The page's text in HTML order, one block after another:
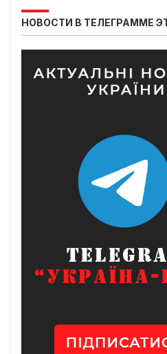
НОВОСТИ В ТЕЛЕГРАММЕ